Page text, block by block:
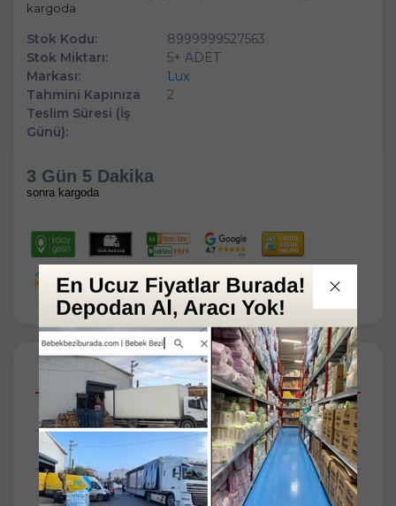
kargoda
Stok Kodu:
8999999527563
Stok Miktarı:
5+ ADET
Markası:
Lux
Tahmini Kapınıza
Teslim Süresi (İş
Günü):
2
3 Gün 5 Dakika
sonra kargoda
Açıklamalar
Taksit Seçenekleri
Tüm Yorumlar
Tüm Sorular